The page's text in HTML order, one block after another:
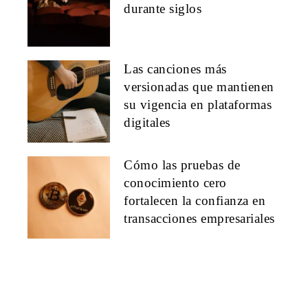
durante siglos
Las canciones más
versionadas que mantienen
su vigencia en plataformas
digitales
Cómo las pruebas de
conocimiento cero
fortalecen la confianza en
transacciones empresariales